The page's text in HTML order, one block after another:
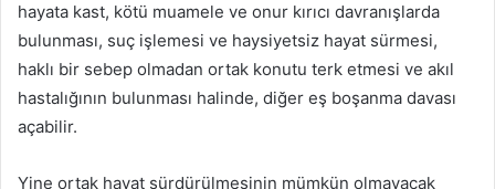
hayata kast, kötü muamele ve onur kırıcı davranışlarda
bulunması, suç işlemesi ve haysiyetsiz hayat sürmesi,
haklı bir sebep olmadan ortak konutu terk etmesi ve akıl
hastalığının bulunması halinde, diğer eş boşanma davası
açabilir.
Yine ortak hayat sürdürülmesinin mümkün olmayacak